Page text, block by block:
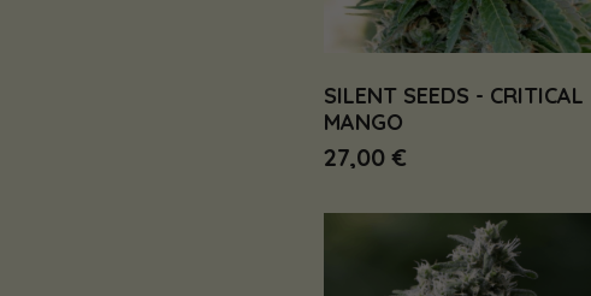
SILENT SEEDS - CRITICAL
MANGO
27,00 €